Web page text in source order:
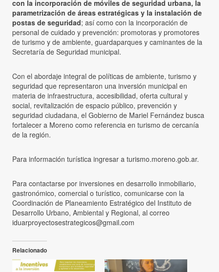
con la incorporación de móviles de seguridad urbana, la
parametrización de áreas estratégicas y la instalación de
postas de seguridad; así como con la incorporación de
personal de cuidado y prevención: promotoras y promotores
de turismo y de ambiente, guardaparques y caminantes de la
Secretaría de Seguridad municipal.
Con el abordaje integral de políticas de ambiente, turismo y
seguridad que representaron una inversión municipal en
materia de infraestructura, accesibilidad, oferta cultural y
social, revitalización de espacio público, prevención y
seguridad ciudadana, el Gobierno de Mariel Fernández busca
fortalecer a Moreno como referencia en turismo de cercanía
de la región.
Para información turística ingresar a turismo.moreno.gob.ar.
Para contactarse por inversiones en desarrollo inmobiliario,
gastronómico, comercial o turístico, comunicarse con la
Coordinación de Planeamiento Estratégico del Instituto de
Desarrollo Urbano, Ambiental y Regional, al correo
iduarproyectosestrategicos@gmail.com
Relacionado